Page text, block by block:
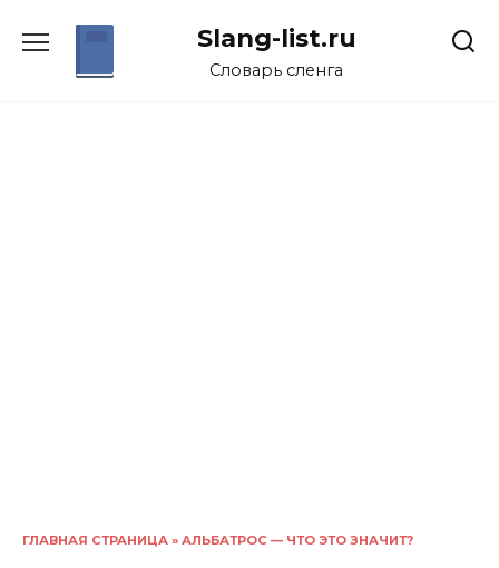
Slang-list.ru
Словарь сленга
ГЛАВНАЯ СТРАНИЦА » АЛЬБАТРОС — ЧТО ЭТО ЗНАЧИТ?